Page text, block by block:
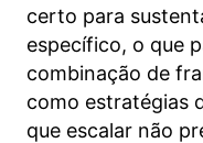
certo para
específico, o que
combinação de
como estratégias
que escalar não